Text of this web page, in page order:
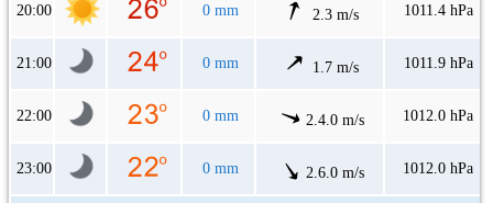
20:00 0 mm 2.3 m/s 1011.4 hPa
21:00 0 mm 1.7 m/s 1011.9 hPa
22:00 0 mm 2.4.0 m/s 1012.0 hPa
23:00 0 mm 2.6.0 m/s 1012.0 hPa